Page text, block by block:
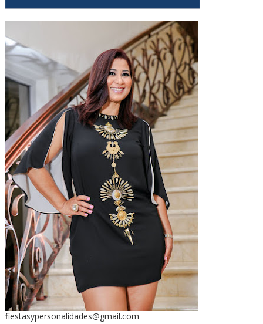
fiestasypersonalidades@gmail.com